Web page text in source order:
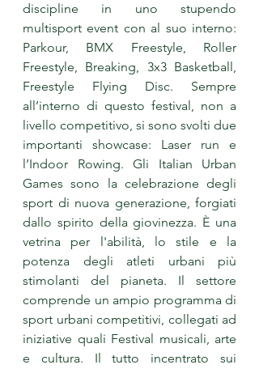
discipline in uno stupendo
multisport event con al suo interno:
Parkour, BMX Freestyle, Roller
Freestyle, Breaking, 3x3 Basketball,
Freestyle Flying Disc. Sempre
all’interno di questo festival, non a
livello competitivo, si sono svolti due
importanti showcase: Laser run e
l’Indoor Rowing. Gli Italian Urban
Games sono la celebrazione degli
sport di nuova generazione, forgiati
dallo spirito della giovinezza. È una
vetrina per l'abilità, lo stile e la
potenza degli atleti urbani più
stimolanti del pianeta. Il settore
comprende un ampio programma di
sport urbani competitivi, collegati ad
iniziative quali Festival musicali, arte
e cultura. Il tutto incentrato sui